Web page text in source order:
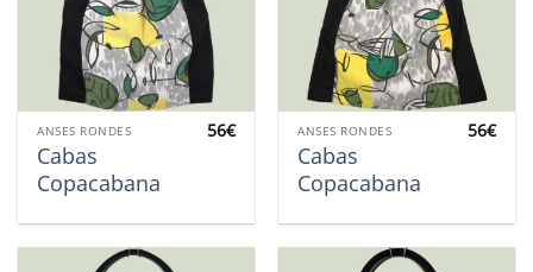
ANSES RONDES
Cabas
Copacabana
56€ ANSES RONDES
Cabas
Copacabana
56€